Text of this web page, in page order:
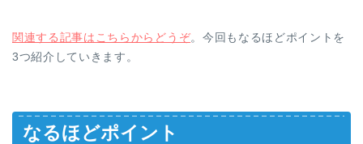
関連する記事はこちらからどうぞ。今回もなるほどポイントを
3つ紹介していきます。
なるほどポイント